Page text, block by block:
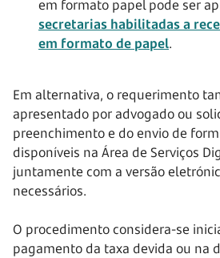
em formato papel pode ser
secretarias habilitadas a
em formato de papel.
Em alternativa, o requerimento
apresentado por advogado ou
preenchimento e do envio de
disponíveis na Área de Serviços
juntamente com a versão
necessários.
O procedimento considera-se
pagamento da taxa devida ou na